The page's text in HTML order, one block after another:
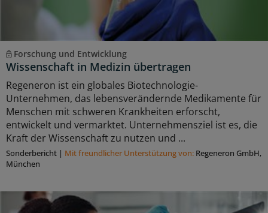
Forschung und Entwicklung
Wissenschaft in Medizin übertragen
Regeneron ist ein globales Biotechnologie-
Unternehmen, das lebensverändernde Medikamente für
Menschen mit schweren Krankheiten erforscht,
entwickelt und vermarktet. Unternehmensziel ist es, die
Kraft der Wissenschaft zu nutzen und ...
Sonderbericht | Mit freundlicher Unterstützung von: Regeneron GmbH,
München